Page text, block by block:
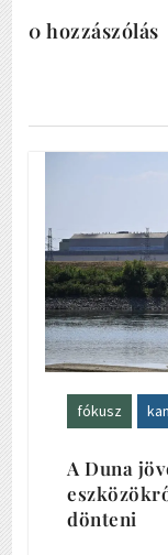
0 hozzászólás
fókusz
A Duna
dönteni